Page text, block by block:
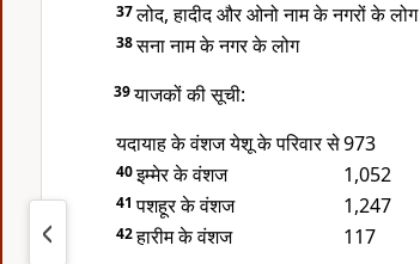
37लोद, हादीद और ओनो नाम के नगरों के लोग
38सना नाम के नगर के लोग
39याजकों की सूची:
यदायाह के वंशज येशू के परिवार से973
40इम्मेर के वंशज 1,052
41पशहूर के वंशज 1,247
42हारीम के वंशज 117